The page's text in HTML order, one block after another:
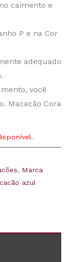
caimento e
P e na Cor
adequado
você
Macacão Cora
, Marca
azul